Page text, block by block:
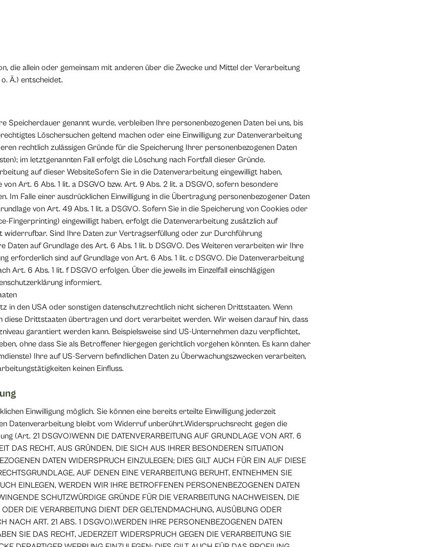
die allein oder gemeinsam mit anderen über die Zwecke und Mittel der Verarbeitung
Ä.) entscheidet.
Speicherdauer genannt wurde, verbleiben Ihre personenbezogenen Daten bei uns, bis
Löschersuchen geltend machen oder eine Einwilligung zur Datenverarbeitung
rechtlich zulässigen Gründe für die Speicherung Ihrer personenbezogenen Daten
im letztgenannten Fall erfolgt die Löschung nach Fortfall dieser Gründe.
auf dieser WebsiteSofern Sie in die Datenverarbeitung eingewilligt haben,
Art. 6 Abs. 1 lit. a DSGVO bzw. Art. 9 Abs. 2 lit. a DSGVO, sofern besondere
Im Falle einer ausdrücklichen Einwilligung in die Übertragung personenbezogener Daten
von Art. 49 Abs. 1 lit. a DSGVO. Sofern Sie in die Speicherung von Cookies oder
Fingerprinting) eingewilligt haben, erfolgt die Datenverarbeitung zusätzlich auf
widerrufbar. Sind Ihre Daten zur Vertragserfüllung oder zur Durchführung
auf Grundlage des Art. 6 Abs. 1 lit. b DSGVO. Des Weiteren verarbeiten wir Ihre
erforderlich sind auf Grundlage von Art. 6 Abs. 1 lit. c DSGVO. Die Datenverarbeitung
Art. 6 Abs. 1 lit. f DSGVO erfolgen. Über die jeweils im Einzelfall einschlägigen
informiert.
in den USA oder sonstigen datenschutzrechtlich nicht sicheren Drittstaaten. Wenn
diese Drittstaaten übertragen und dort verarbeitet werden. Wir weisen darauf hin, dass
garantiert werden kann. Beispielsweise sind US-Unternehmen dazu verpflichtet,
ohne dass Sie als Betroffener hiergegen gerichtlich vorgehen könnten. Es kann daher
Ihre auf US-Servern befindlichen Daten zu Überwachungszwecken verarbeiten,
keinen Einfluss.
Einwilligung möglich. Sie können eine bereits erteilte Einwilligung jederzeit
Datenverarbeitung bleibt vom Widerruf unberührt.Widerspruchsrecht gegen die
(Art. 21 DSGVO)WENN DIE DATENVERARBEITUNG AUF GRUNDLAGE VON ART. 6
DAS RECHT, AUS GRÜNDEN, DIE SICH AUS IHRER BESONDEREN SITUATION
DATEN WIDERSPRUCH EINZULEGEN; DIES GILT AUCH FÜR EIN AUF DIESE
AUF DENEN EINE VERARBEITUNG BERUHT, ENTNEHMEN SIE
EINLEGEN, WERDEN WIR IHRE BETROFFENEN PERSONENBEZOGENEN DATEN
SCHUTZWÜRDIGE GRÜNDE FÜR DIE VERARBEITUNG NACHWEISEN, DIE
DIE VERARBEITUNG DIENT DER GELTENDMACHUNG, AUSÜBUNG ODER
NACH ART. 21 ABS. 1 DSGVO).WERDEN IHRE PERSONENBEZOGENEN DATEN
SIE DAS RECHT, JEDERZEIT WIDERSPRUCH GEGEN DIE VERARBEITUNG SIE